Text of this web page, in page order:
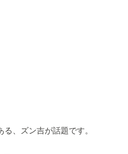
、ズン吉が話題です。